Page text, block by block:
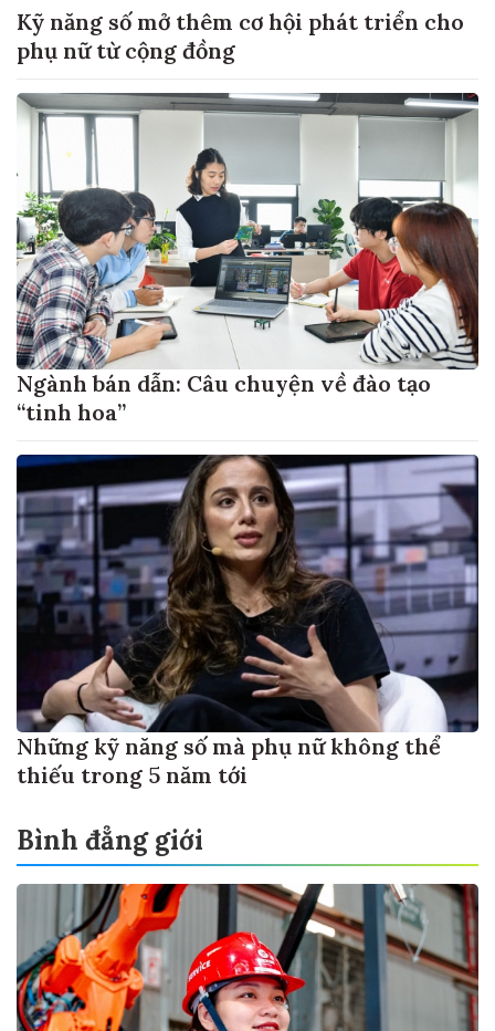
Kỹ năng số mở thêm cơ hội phát triển cho
phụ nữ từ cộng đồng
Ngành bán dẫn: Câu chuyện về đào tạo
“tinh hoa”
Những kỹ năng số mà phụ nữ không thể
thiếu trong 5 năm tới
Bình đẳng giới